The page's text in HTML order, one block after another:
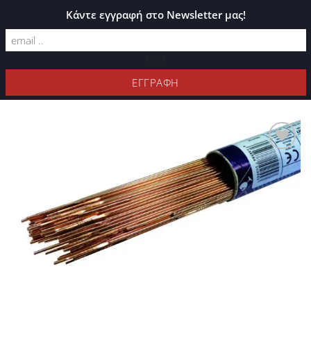
ΚΑΤΆΛΟΓΟΣ PLEXIGLASS
ΦΊΛΤΡΑ
Προσθήκη
στη Λίστα
Επιθυμιών
Κάντε εγγραφή στο Newsletter μας!